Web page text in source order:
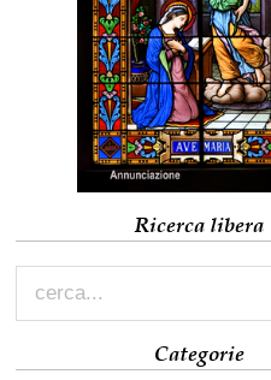
Ricerca libera
Categorie